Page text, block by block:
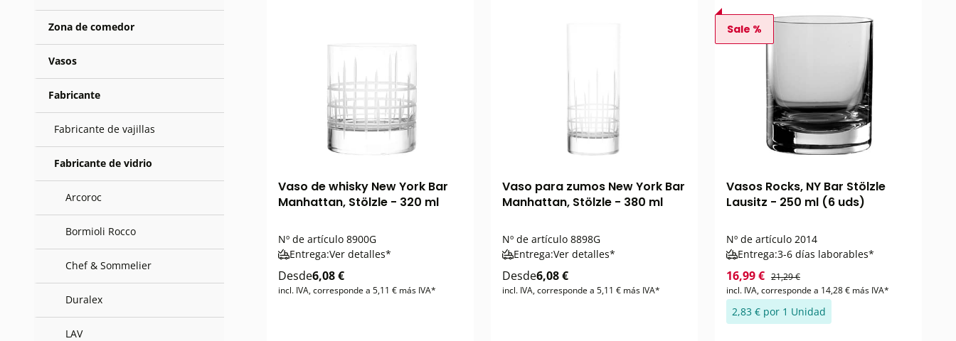
Zona de comedor
Vasos
Fabricante
Fabricante de vajillas
Fabricante de vidrio
Arcoroc
Bormioli Rocco
Chef & Sommelier
Duralex
LAV
Vaso de whisky New York Bar
Manhattan, Stölzle - 320 ml
Nº de artículo 8900G
Entrega:Ver detalles*
Desde6,08 €
incl. IVA, corresponde a 5,11 € más IVA*
Vaso para zumos New York Bar
Manhattan, Stölzle - 380 ml
Nº de artículo8898G
Entrega:Ver detalles*
Desde6,08 €
incl. IVA, corresponde a 5,11 € más IVA*
Sale %
Vasos Rocks, NY Bar Stölzle
Lausitz - 250 ml (6 uds)
Nº de artículo2014
Entrega:3-6 días laborables*
16,99 € 21,29 €
incl. IVA, corresponde a 14,28 € más IVA*
2,83 € por 1 Unidad